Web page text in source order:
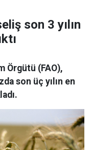
son 3 yılın
Örgütü (FAO),
son üç yılın en